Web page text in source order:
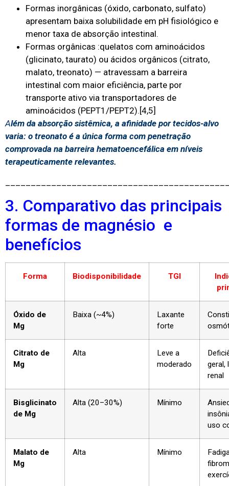
Formas inorgânicas (óxido, carbonato, sulfato)
apresentam baixa solubilidade em pH fisiológico e
menor taxa de absorção intestinal.
Formas orgânicas :quelatos com aminoácidos
(glicinato, taurato) ou ácidos orgânicos (citrato,
malato, treonato) — atravessam a barreira
intestinal com maior eficiência, parte por
transporte ativo via transportadores de
aminoácidos (PEPT1/PEPT2).[4,5]
Além da absorção sistêmica, a afinidade por tecidos-alvo
varia: o treonato é a única forma com penetração
comprovada na barreira hematoencefálica em níveis
terapeuticamente relevantes.
3. Comparativo das principais
formas de magnésio e
benefícios
Forma Biodisponibilidade TGI
Óxido de
Mg
Baixa (~4%)
Laxante
forte
Citrato de
Mg
Alta
Leve a
moderado
geral,
renal
Bisglicinato
de Mg
Alta (20–30%) Mínimo
uso
Malato de
Mg
Alta Mínimo